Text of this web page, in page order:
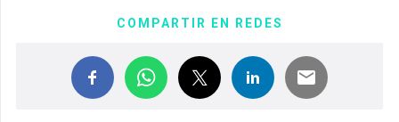
COMPARTIR EN REDES